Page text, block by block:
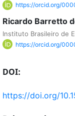
https://orcid.org/
Ricardo Barretto
Instituto Brasileiro de
https://orcid.org/
DOI:
https://doi.org/